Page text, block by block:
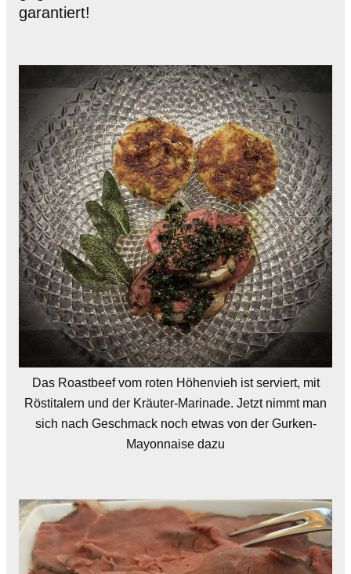
garantiert!
Das Roastbeef vom roten Höhenvieh ist serviert, mit
Röstitalern und der Kräuter-Marinade. Jetzt nimmt man
sich nach Geschmack noch etwas von der Gurken-
Mayonnaise dazu